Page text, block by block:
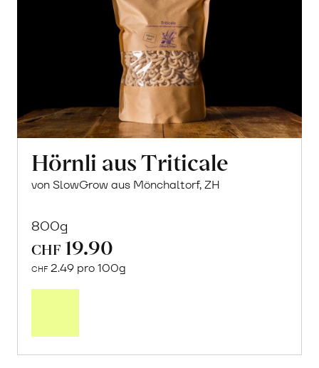
Hörnli aus Triticale
von SlowGrow aus Mönchaltorf, ZH
800g
CHF 19.90
CHF 2.49 pro 100g